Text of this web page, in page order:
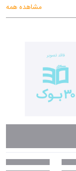
مشاهده همه